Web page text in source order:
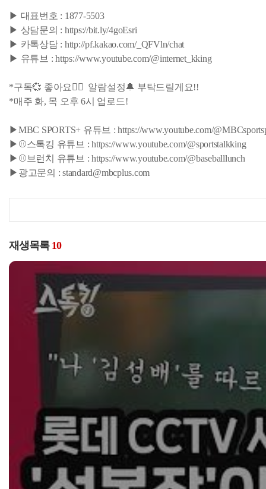
▶ 대표번호 : 1877-5503
▶ 상담문의 : https://bit.ly/4goEsri
▶ 카톡상담 : http://pf.kakao.com/_QFVln/chat
▶ 유튜브 : https://www.youtube.com/@internet_kking
*구독💞 좋아요👍🏻 알람설정🔔 부탁드릴게요!!
*매주 화, 목 오후 6시 업로드!
▶MBC SPORTS+ 유튜브 : https://www.youtube.com/
▶⚾스톡킹 유튜브 : https://www.youtube.com/@sportstalkking
▶⚾브런치 유튜브 : https://www.youtube.com/@baseballlunch
▶광고문의 : standard@mbcplus.com
재생목록 10